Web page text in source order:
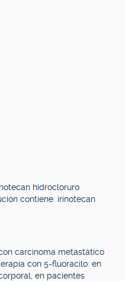
hidrocloruro
contiene: irinotecan
carcinoma metastático
con 5-fluoracilo: en
en pacientes